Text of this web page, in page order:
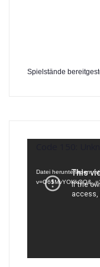
Spielstände
Datei herunterladen: